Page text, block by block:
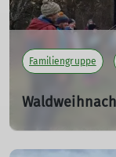
Familiengruppe
Der Nikolaus zu